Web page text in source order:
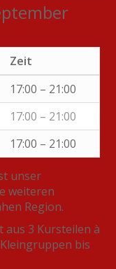
Zeit
17:00 – 21:00
17:00 – 21:00
17:00 – 21:00
unser
weiteren
Region.
aus 3 Kursteilen à
bis